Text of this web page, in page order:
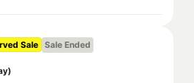
Sale Sale Ended
)